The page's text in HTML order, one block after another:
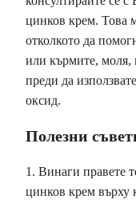
цинков крем. Това
отколкото да
или кърмите, моля,
преди да
оксид.
Полезни
1. Винаги правете
цинков крем върху